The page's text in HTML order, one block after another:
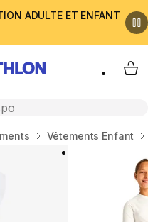
ADULTE ET ENFANT
My
Vêtements Enfant